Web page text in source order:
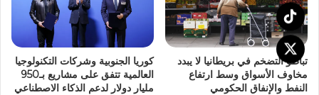
تباطؤ التضخم في بريطانيا لا يبدد
مخاوف الأسواق وسط ارتفاع
النفط والإنفاق الحكومي
كوريا الجنوبية وشركات التكنولوجيا
العالمية تتفق على مشاريع بـ950
مليار دولار لدعم الذكاء الاصطناعي